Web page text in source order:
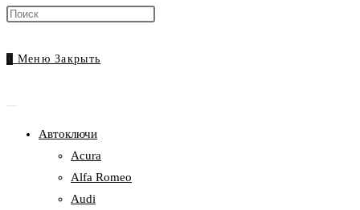
по
сайту
0 Меню Закрыть
Автоключи
Acura
Alfa Romeo
Audi